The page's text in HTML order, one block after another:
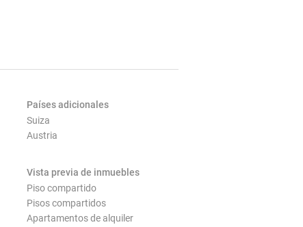
Países adicionales
Suiza
Austria
Vista previa de inmuebles
Piso compartido
Pisos compartidos
Apartamentos de alquiler